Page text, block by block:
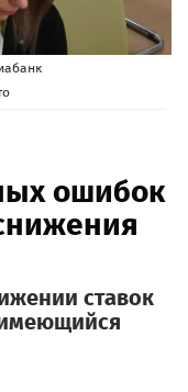
ошибок
ставок
имеющийся